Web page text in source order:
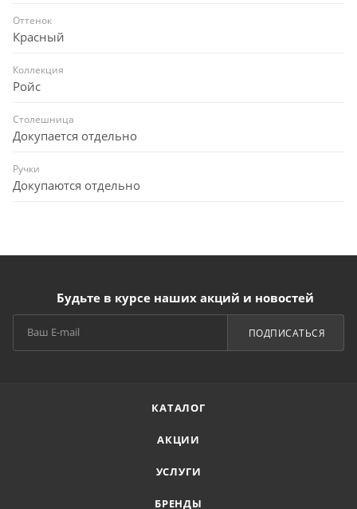
Оттенок
Красный
Коллекция
Ройс
Столешница
Докупается отдельно
Ручки
Докупаются отдельно
Будьте в курсе наших акций и новостей
ПОДПИСАТЬСЯ
КАТАЛОГ
АКЦИИ
УСЛУГИ
БРЕНДЫ